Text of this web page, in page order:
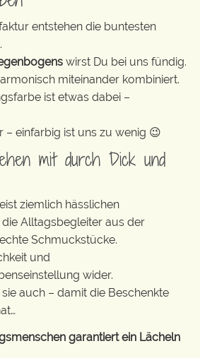
entstehen die buntesten
wirst Du bei uns fündig.
miteinander kombiniert.
ist etwas dabei –
– einfarbig ist uns zu wenig 😉
mit durch Dick und
ziemlich hässlichen
die Alltagsbegleiter aus der
Schmuckstücke.
und
wider.
auch – damit die Beschenkte
garantiert ein Lächeln